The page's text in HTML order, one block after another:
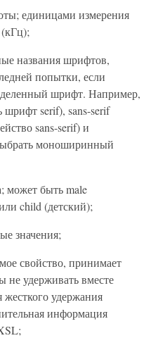
единицами измерения
названия шрифтов,
попытки, если
шрифт. Например,
шрифт serif), sans-serif
sans-serif) и
моноширинный
может быть male
child (детский);
значения;
свойство, принимает
не удерживать вместе
удержания
информация